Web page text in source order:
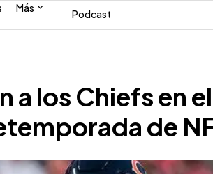
Más Podcast
a los Chiefs en
de